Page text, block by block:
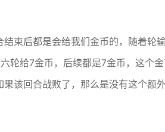
束后都是会给我们金币的，随着轮
轮给7金币，后续都是7金币，这个
该回合战败了，那么是没有这个额